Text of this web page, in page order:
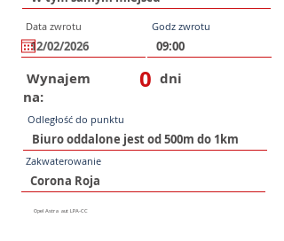
Data zwrotu Godz zwrotu
Wynajem
na:
0 dni
Odległość do punktu
Zakwaterowanie